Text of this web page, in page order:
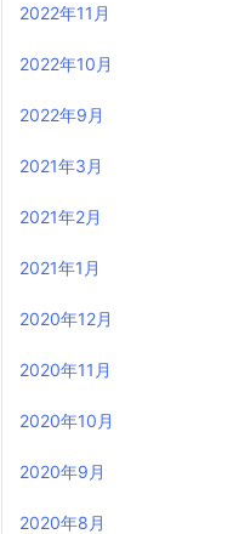
2022年11月
2022年10月
2022年9月
2021年3月
2021年2月
2021年1月
2020年12月
2020年11月
2020年10月
2020年9月
2020年8月